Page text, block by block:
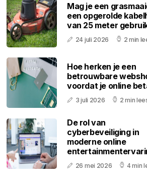
Mag je een
een opgerolde
van 25 meter
24 juli 2026 2 min
Hoe herken je een
betrouwbare
voordat je online
3 juli 2026 2 min
De rol van
cyberbeveiliging in
moderne online
26 mei 2026 4 min